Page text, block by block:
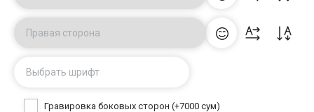
Правая сторона
Выбрать шрифт
Гравировка боковых сторон (+7000 сум)